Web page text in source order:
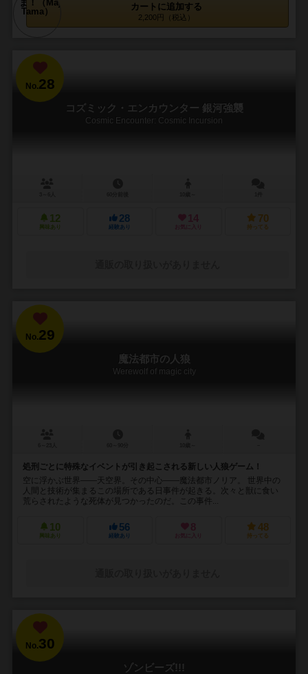
カートに追加する
2,200円（税込）
No.28
コズミック・エンカウンター 銀河強襲
Cosmic Encounter: Cosmic Incursion
12
興味あり
28
経験あり
14
お気に入り
70
持ってる
No.29
魔法都市の人狼
Werewolf of magic city
処刑ごとに特殊なイベントが引き起こされる新しい人狼ゲーム！
空に浮かぶ世界――天空界。その中心――魔法都市ノリア。 世界中の
人間と技術が集まるこの場所である日事件が起きる。次々と獣に食い
荒らされたような死体が見つかったのだ。この事件...
10
興味あり
56
経験あり
8
お気に入り
48
持ってる
No.30
ゾンビーズ!!!